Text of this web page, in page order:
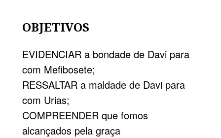
OBJETIVOS
EVIDENCIAR a bondade de Davi para
com Mefibosete;
RESSALTAR a maldade de Davi para
com Urias;
COMPREENDER que fomos
alcançados pela graça